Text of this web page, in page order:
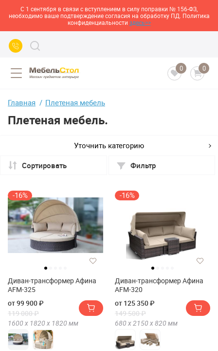
С 1 сентября в связи с вступлением в силу поправки № 156-ФЗ,
необходимо ваше подтверждение согласия на обработку ПД. Политика
конфиденциальности здесь>>
0 0
Главная Плетеная мебель
Плетеная мебель.
Уточнить категорию
Сортировать Фильтр
-16%
Диван-трансформер Афина
AFM-325
от 99 900 ₽
119 000 ₽
1600 х 1820 х 1820 мм
-16%
Диван-трансформер Афина
AFM-320
от 125 350 ₽
149 500 ₽
680 х2150 х820 мм